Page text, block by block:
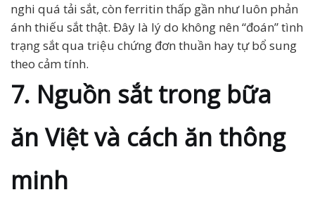
nghi quá tải sắt, còn ferritin thấp gần như luôn phản
ánh thiếu sắt thật. Đây là lý do không nên “đoán” tình
trạng sắt qua triệu chứng đơn thuần hay tự bổ sung
theo cảm tính.
7. Nguồn sắt trong bữa
ăn Việt và cách ăn thông
minh